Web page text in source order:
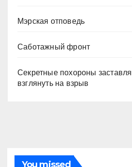
Мэрская отповедь
Саботажный фронт
Секретные похороны
взглянуть на взрыв
You missed